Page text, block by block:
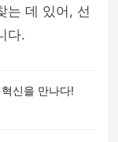
는 데 있어, 선
다.
신을 만나다!